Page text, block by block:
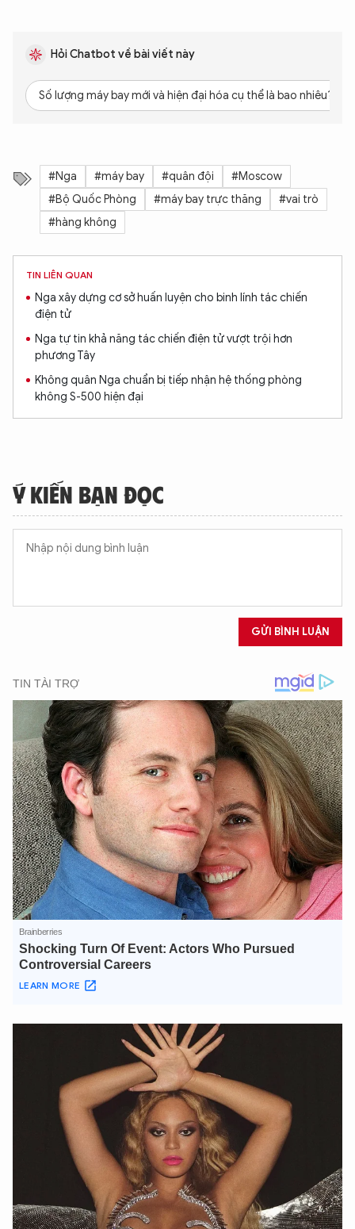
Hỏi Chatbot về bài viết này
Số lượng máy bay mới và hiện đại hóa cụ thể là bao nhiêu?
#Nga #máy bay #quân đội
#Moscow
#Bộ Quốc Phòng
#máy bay trực thăng
#vai trò
#hàng không
TIN LIÊN QUAN
Nga xây dựng cơ sở huấn luyện cho binh lính tác chiến
điện tử
Nga tự tin khả năng tác chiến điện tử vượt trội hơn
phương Tây
Không quân Nga chuẩn bị tiếp nhận hệ thống phòng
không S-500 hiện đại
Ý KIẾN BẠN ĐỌC
GỬI BÌNH LUẬN